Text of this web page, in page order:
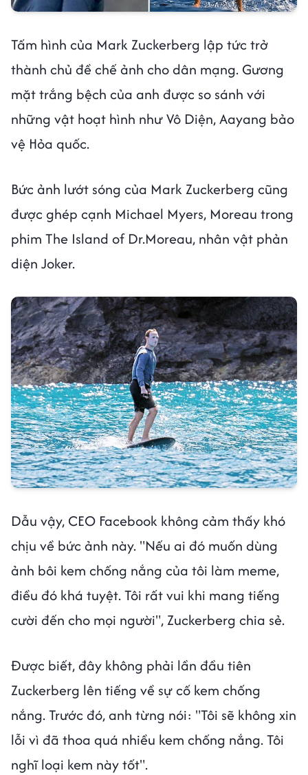
Tấm hình của Mark Zuckerberg lập tức trở
thành chủ đề chế ảnh cho dân mạng. Gương
mặt trắng bệch của anh được so sánh với
những vật hoạt hình như Vô Diện, Aayang bảo
vệ Hỏa quốc.
Bức ảnh lướt sóng của Mark Zuckerberg cũng
được ghép cạnh Michael Myers, Moreau trong
phim The Island of Dr.Moreau, nhân vật phản
diện Joker.
Dẫu vậy, CEO Facebook không cảm thấy khó
chịu về bức ảnh này. "Nếu ai đó muốn dùng
ảnh bôi kem chống nắng của tôi làm meme,
điều đó khá tuyệt. Tôi rất vui khi mang tiếng
cười đến cho mọi người", Zuckerberg chia sẻ.
Được biết, đây không phải lần đầu tiên
Zuckerberg lên tiếng về sự cố kem chống
nắng. Trước đó, anh từng nói: "Tôi sẽ không xin
lỗi vì đã thoa quá nhiều kem chống nắng. Tôi
nghĩ loại kem này tốt".